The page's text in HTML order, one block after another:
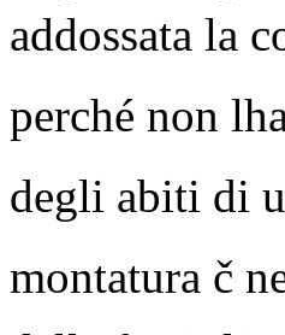
addossata la
perché non
degli abiti di
montatura č